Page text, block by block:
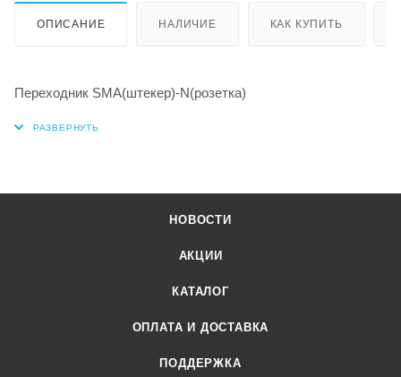
ОПИСАНИЕ НАЛИЧИЕ КАК КУПИТЬ
Переходник SMA(штекер)-N(розетка)
НОВОСТИ
АКЦИИ
КАТАЛОГ
ОПЛАТА И ДОСТАВКА
ПОДДЕРЖКА